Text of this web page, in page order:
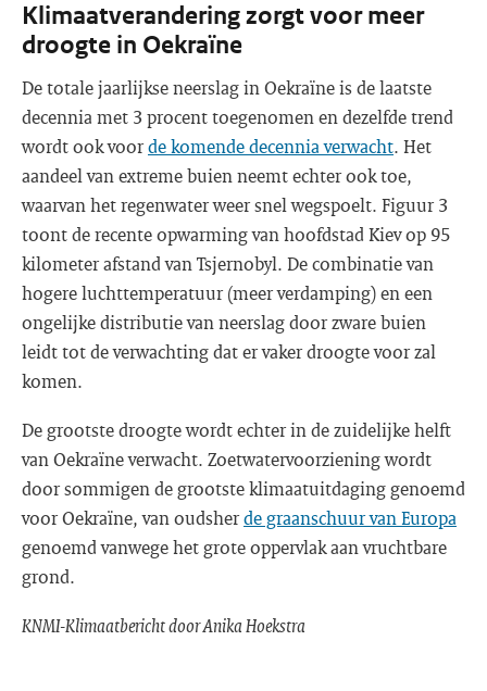
Klimaatverandering zorgt voor meer
droogte in Oekraïne
De totale jaarlijkse neerslag in Oekraïne is de laatste
decennia met 3 procent toegenomen en dezelfde trend
wordt ook voorde komende decennia verwacht. Het
aandeel van extreme buien neemt echter ook toe,
waarvan het regenwater weer snel wegspoelt. Figuur 3
toont de recente opwarming van hoofdstad Kiev op 95
kilometer afstand van Tsjernobyl. De combinatie van
hogere luchttemperatuur (meer verdamping) en een
ongelijke distributie van neerslag door zware buien
leidt tot de verwachting dat er vaker droogte voor zal
komen.
De grootste droogte wordt echter in de zuidelijke helft
van Oekraïne verwacht. Zoetwatervoorziening wordt
door sommigen de grootste klimaatuitdaging genoemd
voor Oekraïne, van oudsherde graanschuur van Europa
genoemd vanwege het grote oppervlak aan vruchtbare
grond.
KNMI-Klimaatbericht door Anika Hoekstra